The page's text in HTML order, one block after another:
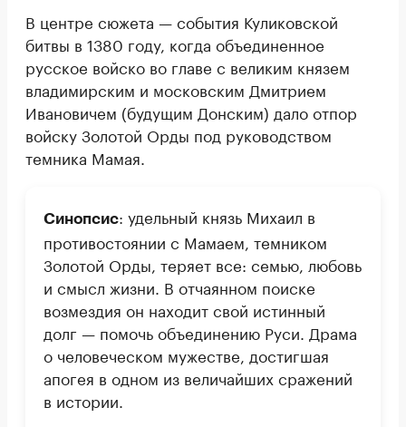
В центре сюжета — события Куликовской
битвы в 1380 году, когда объединенное
русское войско во главе с великим князем
владимирским и московским Дмитрием
Ивановичем (будущим Донским) дало отпор
войску Золотой Орды под руководством
темника Мамая.
Синопсис: удельный князь Михаил в
противостоянии с Мамаем, темником
Золотой Орды, теряет все: семью, любовь
и смысл жизни. В отчаянном поиске
возмездия он находит свой истинный
долг — помочь объединению Руси. Драма
о человеческом мужестве, достигшая
апогея в одном из величайших сражений
в истории.